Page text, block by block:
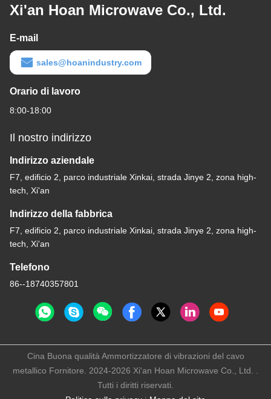
Xi'an Hoan Microwave Co., Ltd.
E-mail
sales@hoanindustry.com
Orario di lavoro
8:00-18:00
Il nostro indirizzo
Indirizzo aziendale
F7, edificio 2, parco industriale Xinkai, strada Jinye 2, zona high-
tech, Xi'an
Indirizzo della fabbrica
F7, edificio 2, parco industriale Xinkai, strada Jinye 2, zona high-
tech, Xi'an
Telefono
86--18740357801
Cina Buona qualità Ammortizzatore di vibrazioni del cavo
metallico Fornitore. 2024-2026 Xi'an Hoan Microwave Co., Ltd. .
Tutti i diritti riservati.